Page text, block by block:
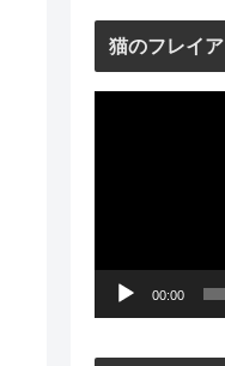
猫のフレイア
00:00